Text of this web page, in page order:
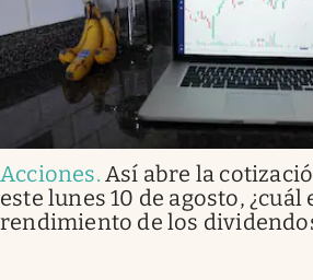
Acciones. Así abre la
este lunes 10 de agosto, ¿cuál
rendimiento de los